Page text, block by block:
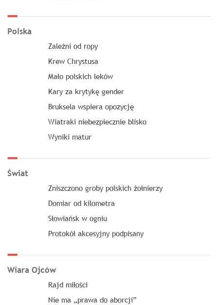
Polska
Zależni od ropy
Krew Chrystusa
Mało polskich leków
Kary za krytykę gender
Bruksela wspiera opozycję
Wiatraki niebezpiecznie blisko
Wyniki matur
Świat
Zniszczono groby polskich żołnierzy
Domiar od kilometra
Słowiańsk w ogniu
Protokół akcesyjny podpisany
Wiara Ojców
Rajd miłości
Nie ma „prawa do aborcji”